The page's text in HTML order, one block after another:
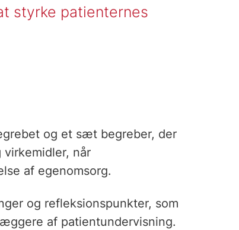
styrke patienternes
og et sæt begreber, der
når
af egenomsorg.
og refleksionspunkter, som
af patientundervisning.